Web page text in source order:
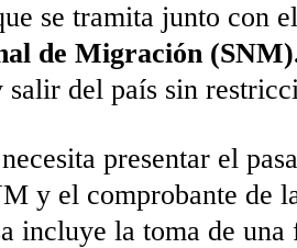
se tramita junto con el
de Migración
del país sin
presentar el
y el comprobante de
incluye la toma de una